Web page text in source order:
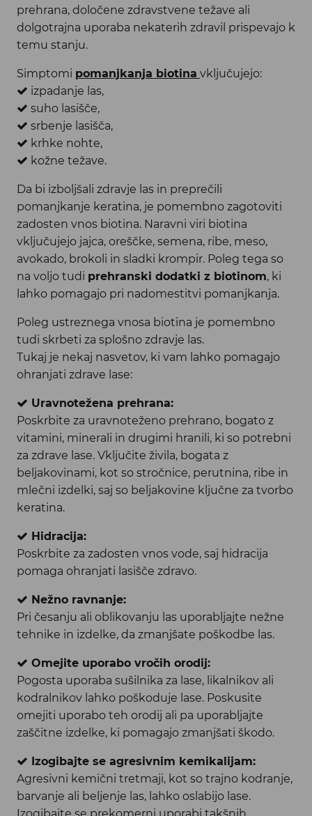
prehrana, določene zdravstvene težave ali
dolgotrajna uporaba nekaterih zdravil prispevajo k
temu stanju.
Simptomi pomanjkanja biotina vključujejo:
izpadanje las,
suho lasišče,
srbenje lasišča,
krhke nohte,
kožne težave.
Da bi izboljšali zdravje las in preprečili
pomanjkanje keratina, je pomembno zagotoviti
zadosten vnos biotina. Naravni viri biotina
vključujejo jajca, oreščke, semena, ribe, meso,
avokado, brokoli in sladki krompir. Poleg tega so
na voljo tudi prehranski dodatki z biotinom, ki
lahko pomagajo pri nadomestitvi pomanjkanja.
Poleg ustreznega vnosa biotina je pomembno
tudi skrbeti za splošno zdravje las.
Tukaj je nekaj nasvetov, ki vam lahko pomagajo
ohranjati zdrave lase:
Uravnotežena prehrana:
Poskrbite za uravnoteženo prehrano, bogato z
vitamini, minerali in drugimi hranili, ki so potrebni
za zdrave lase. Vključite živila, bogata z
beljakovinami, kot so stročnice, perutnina, ribe in
mlečni izdelki, saj so beljakovine ključne za tvorbo
keratina.
Hidracija:
Poskrbite za zadosten vnos vode, saj hidracija
pomaga ohranjati lasišče zdravo.
Nežno ravnanje:
Pri česanju ali oblikovanju las uporabljajte nežne
tehnike in izdelke, da zmanjšate poškodbe las.
Omejite uporabo vročih orodij:
Pogosta uporaba sušilnika za lase, likalnikov ali
kodralnikov lahko poškoduje lase. Poskusite
omejiti uporabo teh orodij ali pa uporabljajte
zaščitne izdelke, ki pomagajo zmanjšati škodo.
Izogibajte se agresivnim kemikalijam:
Agresivni kemični tretmaji, kot so trajno kodranje,
barvanje ali beljenje las, lahko oslabijo lase.